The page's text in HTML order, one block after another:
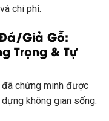
chi phí.
Giả Gỗ:
Trọng & Tự
chứng minh được
không gian sống.